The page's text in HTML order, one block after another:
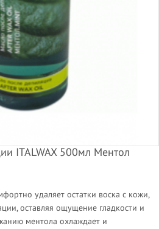
ITALWAX 500мл Ментол
удаляет остатки воска с кожи,
оставляя ощущение гладкости и
ментола охлаждает и